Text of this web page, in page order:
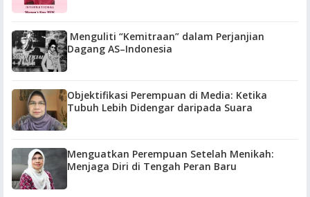
Menguliti “Kemitraan” dalam Perjanjian
Dagang AS–Indonesia
Objektifikasi Perempuan di Media: Ketika
Tubuh Lebih Didengar daripada Suara
Menguatkan Perempuan Setelah Menikah:
Menjaga Diri di Tengah Peran Baru